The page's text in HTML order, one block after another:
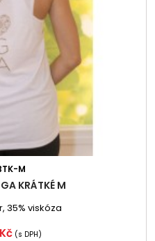
M
KRÁTKÉ M
35% viskóza
(s DPH)